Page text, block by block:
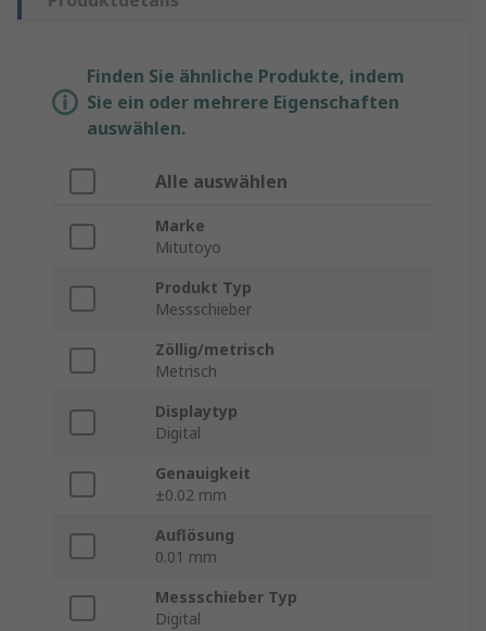
Finden Sie ähnliche Produkte, indem
Sie ein oder mehrere Eigenschaften
auswählen.
Alle auswählen
Marke
Mitutoyo
Produkt Typ
Messschieber
Zöllig/metrisch
Metrisch
Displaytyp
Digital
Genauigkeit
±0.02 mm
Auflösung
0.01 mm
Messschieber Typ
Digital